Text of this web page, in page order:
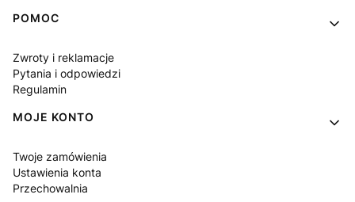
Linki w stopce
POMOC
Zwroty i reklamacje
Pytania i odpowiedzi
Regulamin
MOJE KONTO
Twoje zamówienia
Ustawienia konta
Przechowalnia